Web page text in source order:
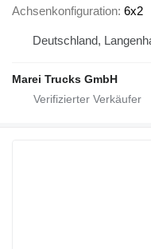
Achsenkonfiguration 6x2
Deutschland,
Marei Trucks GmbH